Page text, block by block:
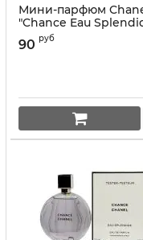
Мини-парфюм
"Chance Eau
90 руб